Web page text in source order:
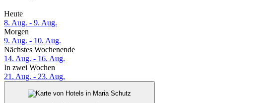
Heute
8. Aug. - 9. Aug.
Morgen
9. Aug. - 10. Aug.
Nächstes Wochenende
14. Aug. - 16. Aug.
In zwei Wochen
21. Aug. - 23. Aug.